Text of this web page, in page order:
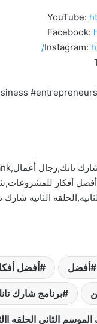
YouTube:
Facebook:
Instagram:
أفضل أفضل
برنامج شارك
الثاني الحلقه